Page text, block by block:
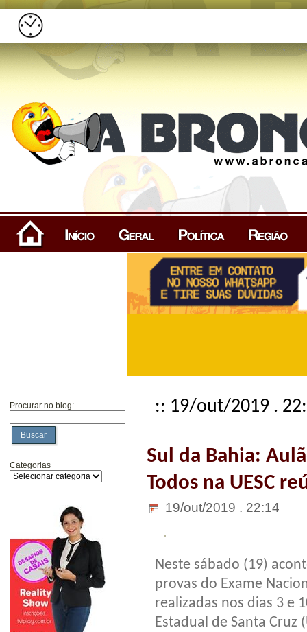
Procurar no blog:
Buscar
Categorias
:: 19/out/2019 .
Sul da Bahia:
Todos na UESC
19/out/2019 . 22:14
Neste sábado (19)
provas do Exame
realizadas nos dias 3 e
Estadual de Santa Cruz